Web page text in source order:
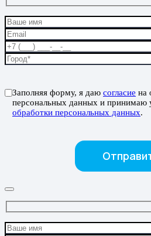
Заполняя форму, я даю согласие на
персональных данных и принимаю
обработки персональных данных.